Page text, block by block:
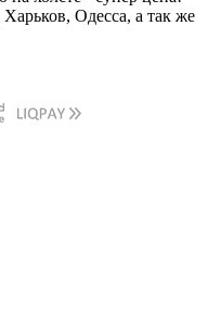
Одесса, а так же